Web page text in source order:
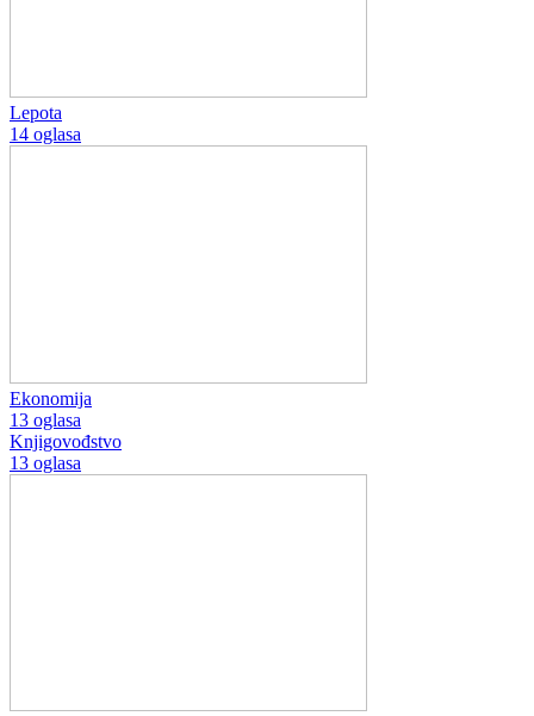
Lepota
14 oglasa
Ekonomija
13 oglasa
Knjigovođstvo
13 oglasa